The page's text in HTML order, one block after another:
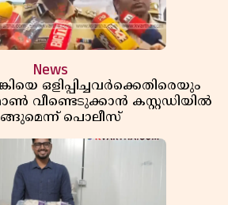
News
ഒളിപ്പിച്ചവർക്കെതിരെയും
വീണ്ടെടുക്കാൻ കസ്റ്റഡിയിൽ
പൊലീസ്